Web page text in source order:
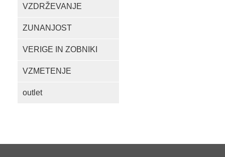
VZDRŽEVANJE
ZUNANJOST
VERIGE IN ZOBNIKI
VZMETENJE
outlet